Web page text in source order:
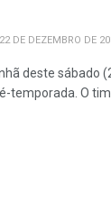
DE DEZEMBRO DE
deste sábado
temporada. O